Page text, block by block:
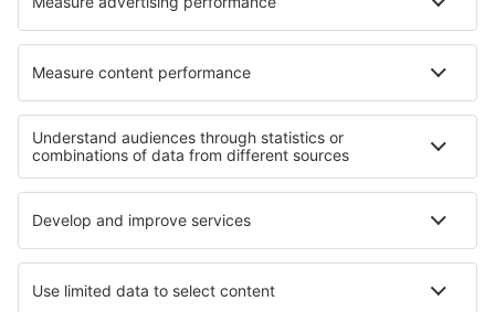
Cele mai bune hoteluri - regiuni
Hoteluri in Italy - sun and beach Hoteluri în Livigno
Hoteluri in Abruzzo Hoteluri in Liguria
Hoteluri in Val Gardena Hoteluri in Guvernoratul Qena
Hoteluri în Terceira Hoteluri în Islanda